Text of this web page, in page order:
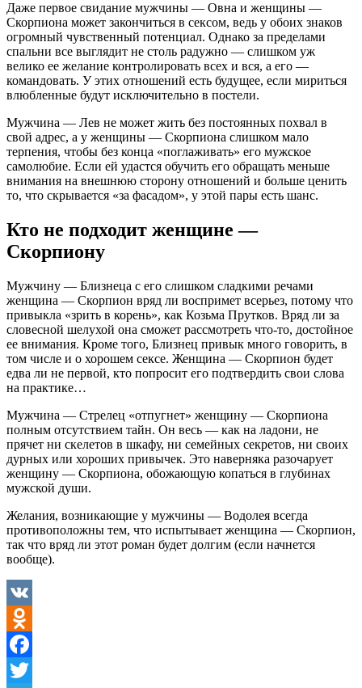
Даже первое свидание мужчины — Овна и женщины —
Скорпиона может закончиться в сексом, ведь у обоих знаков
огромный чувственный потенциал. Однако за пределами
спальни все выглядит не столь радужно — слишком уж
велико ее желание контролировать всех и вся, а его —
командовать. У этих отношений есть будущее, если мириться
влюбленные будут исключительно в постели.
Мужчина — Лев не может жить без постоянных похвал в
свой адрес, а у женщины — Скорпиона слишком мало
терпения, чтобы без конца «поглаживать» его мужское
самолюбие. Если ей удастся обучить его обращать меньше
внимания на внешнюю сторону отношений и больше ценить
то, что скрывается «за фасадом», у этой пары есть шанс.
Кто не подходит женщине —
Скорпиону
Мужчину — Близнеца с его слишком сладкими речами
женщина — Скорпион вряд ли воспримет всерьез, потому что
привыкла «зрить в корень», как Козьма Прутков. Вряд ли за
словесной шелухой она сможет рассмотреть что-то, достойное
ее внимания. Кроме того, Близнец привык много говорить, в
том числе и о хорошем сексе. Женщина — Скорпион будет
едва ли не первой, кто попросит его подтвердить свои слова
на практике…
Мужчина — Стрелец «отпугнет» женщину — Скорпиона
полным отсутствием тайн. Он весь — как на ладони, не
прячет ни скелетов в шкафу, ни семейных секретов, ни своих
дурных или хороших привычек. Это наверняка разочарует
женщину — Скорпиона, обожающую копаться в глубинах
мужской души.
Желания, возникающие у мужчины — Водолея всегда
противоположны тем, что испытывает женщина — Скорпион,
так что вряд ли этот роман будет долгим (если начнется
вообще).
VK
Odnoklassniki
Facebook